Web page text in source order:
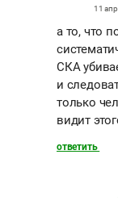
11
а то, что
СКА
и
только
видит
ответить